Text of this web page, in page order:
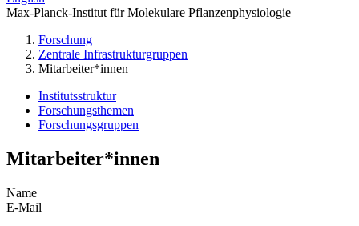
Max-Planck-Institut für Molekulare Pflanzenphysiologie
Forschung
Zentrale Infrastrukturgruppen
Mitarbeiter*innen
Institutsstruktur
Forschungsthemen
Forschungsgruppen
Mitarbeiter*innen
Name
E-Mail